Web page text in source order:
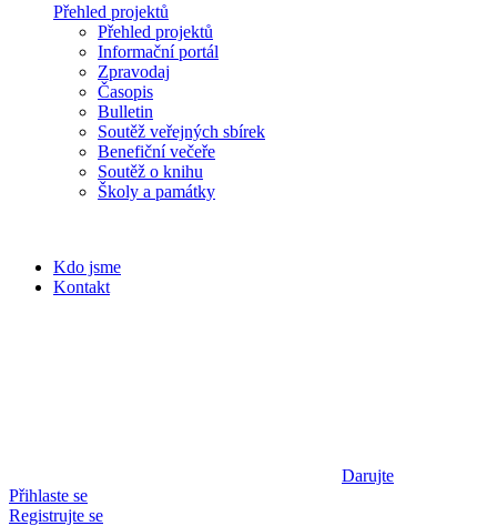
Přehled projektů
Přehled projektů
Informační portál
Zpravodaj
Časopis
Bulletin
Soutěž veřejných sbírek
Benefiční večeře
Soutěž o knihu
Školy a památky
Kdo jsme
Kontakt
Darujte
Přihlaste se
Registrujte se